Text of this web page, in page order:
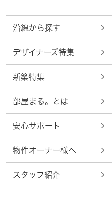
沿線から探す
デザイナーズ特集
新築特集
部屋まる。とは
安心サポート
物件オーナー様へ
スタッフ紹介